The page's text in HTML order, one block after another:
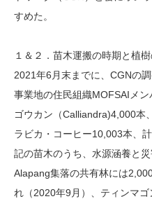
すめた。
１＆２．苗木運搬の時期と植
2021年6月末までに、CGNの
事業地の住民組織MOFSAIメ
ゴウカン（Calliandra)4,000本
ラビカ・コーヒー10,003本、
記の苗木のうち、水源涵養と
Alapang集落の共有林には
れ（2020年9月）、ティンマゴ